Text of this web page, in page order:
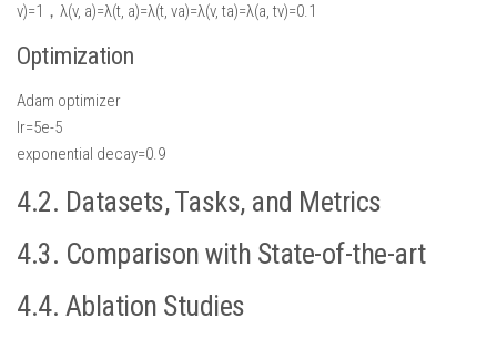
v)=1，λ(v, a)=λ(t, a)=λ(t, va)=λ(v, ta)=λ(a, tv)=0.1
Optimization
Adam optimizer
lr=5e-5
exponential decay=0.9
4.2. Datasets, Tasks, and Metrics
4.3. Comparison with State-of-the-art
4.4. Ablation Studies